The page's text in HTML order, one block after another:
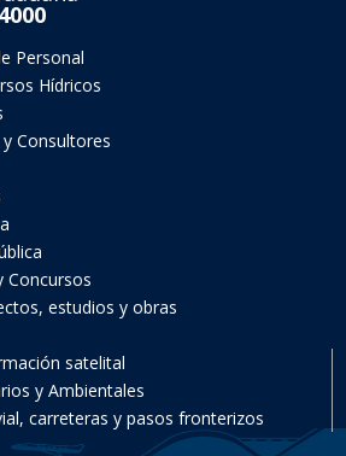
Personal
Hídricos
Consultores
Concursos
estudios y obras
satelital
y Ambientales
carreteras y pasos fronterizos